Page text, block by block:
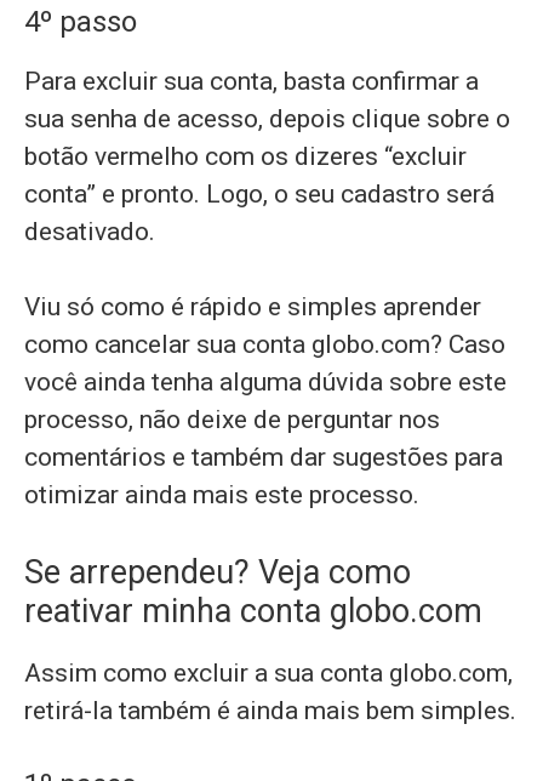
4º passo
Para excluir sua conta, basta confirmar a
sua senha de acesso, depois clique sobre o
botão vermelho com os dizeres “excluir
conta” e pronto. Logo, o seu cadastro será
desativado.
Viu só como é rápido e simples aprender
como cancelar sua conta globo.com? Caso
você ainda tenha alguma dúvida sobre este
processo, não deixe de perguntar nos
comentários e também dar sugestões para
otimizar ainda mais este processo.
Se arrependeu? Veja como
reativar minha conta globo.com
Assim como excluir a sua conta globo.com,
retirá-la também é ainda mais bem simples.